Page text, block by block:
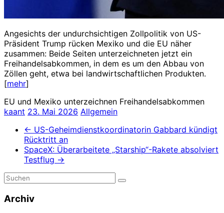
Angesichts der undurchsichtigen Zollpolitik von US-
Präsident Trump rücken Mexiko und die EU näher
zusammen: Beide Seiten unterzeichneten jetzt ein
Freihandelsabkommen, in dem es um den Abbau von
Zöllen geht, etwa bei landwirtschaftlichen Produkten.
[mehr]
EU und Mexiko unterzeichnen Freihandelsabkommen
kaant 23. Mai 2026 Allgemein
← US-Geheimdienstkoordinatorin Gabbard kündigt
Rücktritt an
SpaceX: Überarbeitete „Starship“-Rakete absolviert
Testflug →
Archiv